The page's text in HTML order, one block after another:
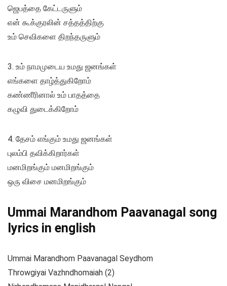
ஜெபத்தை கேட்டருளும்
என் கூக்குரலின் சத்தத்திற்கு
உம் செவிகளை திறந்தருளும்
3. உம் நாமமுடைய உமது ஜனங்கள்
எங்களை தாழ்த்துகிறோம்
கண்ணீரினால் உம் பாதத்தை
கழுவி துடைக்கிறோம்
4. தேசம் எங்கும் உமது ஜனங்கள்
புலம்பி தவிக்கிறார்கள்
மனமிறங்கும் மனமிறங்கும்
ஒரு விசை மனமிறங்கும்
Ummai Marandhom Paavanagal song
lyrics in english
Ummai Marandhom Paavanagal Seydhom
Throwgiyai Vazhndhomaiah (2)